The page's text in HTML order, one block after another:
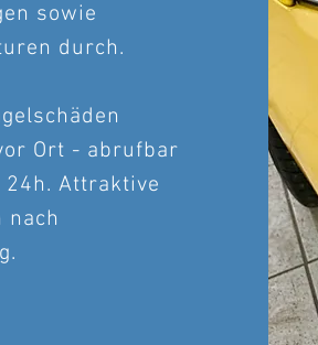
sowie
durch.
Ort - abrufbar
Attraktive
nach